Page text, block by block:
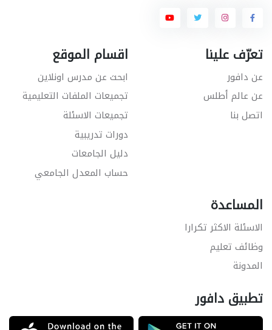
تعرّف علينا
عن دافور
عن عالم أطلس
اتصل بنا
اقسام الموقع
ابحث عن مدرس اونلاين
تجميعات الملفات التعليمية
تجميعات الاسئلة
دورات تدريبية
دليل الجامعات
حساب المعدل الجامعي
المساعدة
الاسئلة الاكثر تكرارا
وظائف تعليم
المدونة
تطبيق دافور